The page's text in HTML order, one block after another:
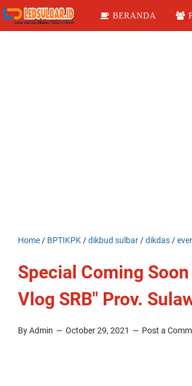
BERANDA
Home / BPTIKPK /dikbud sulbar /dikdas /
Special Coming
Vlog SRB" Prov.
By Admin October 29, 2021 Post a